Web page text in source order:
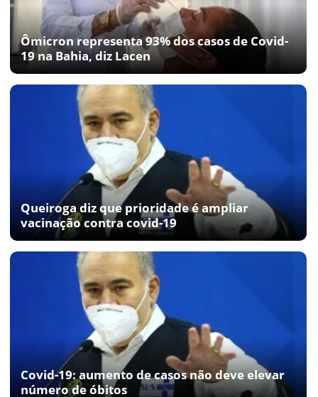
Ômicron representa 93% dos casos de Covid-
19 na Bahia, diz Lacen
Queiroga diz que prioridade é ampliar
vacinação contra covid-19
Covid-19: aumento de casos não deve elevar
número de óbitos